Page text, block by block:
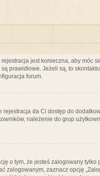
jest konieczna, aby móc
prawidłowe. Jeżeli są, to
forum.
rejestracja da Ci dostęp do
należenie do grup
o tym, że jesteś zalogowany tylko
zalogowanym, zaznacz opcję